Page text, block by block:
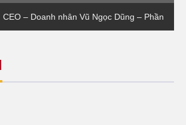
CEO – Doanh nhân Vũ Ngọc Dũng – Phần